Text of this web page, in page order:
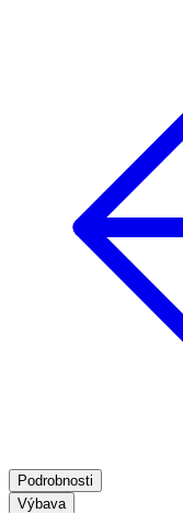
Podrobnosti
Výbava